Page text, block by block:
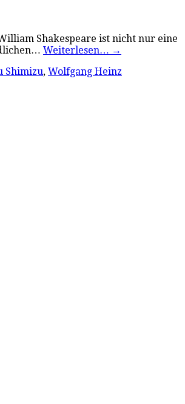
Shakespeare ist nicht nur eine
Weiterlesen… →
Shimizu, Wolfgang Heinz